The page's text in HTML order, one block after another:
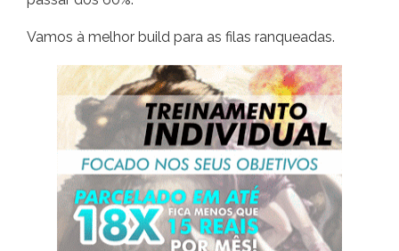
Vamos à melhor build para as filas ranqueadas.